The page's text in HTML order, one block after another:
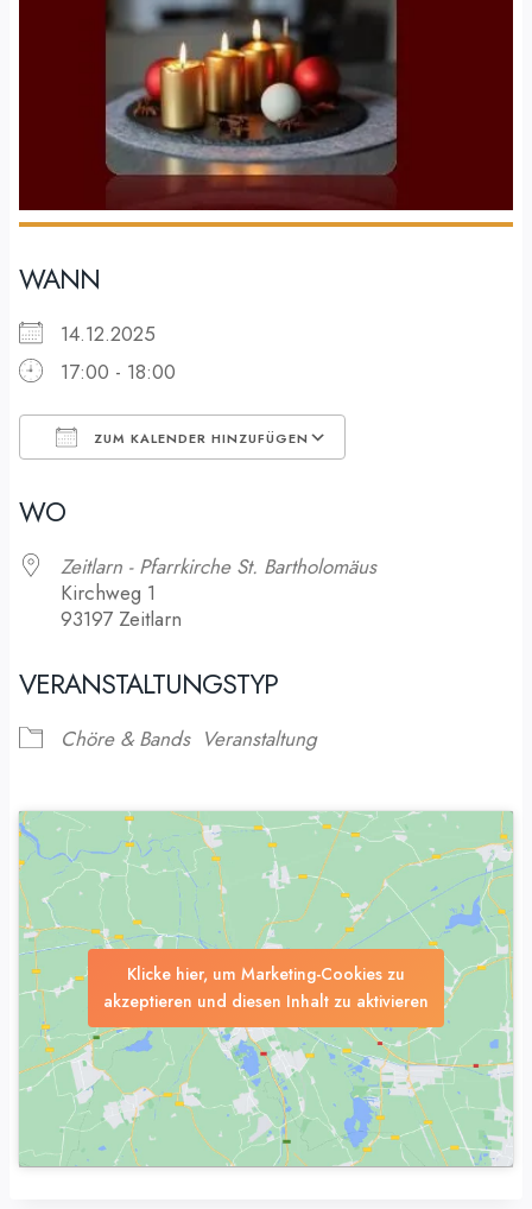
WANN
14.12.2025
17:00 - 18:00
ZUM KALENDER HINZUFÜGEN
WO
Zeitlarn - Pfarrkirche St. Bartholomäus
Kirchweg 1
93197 Zeitlarn
VERANSTALTUNGSTYP
Chöre & Bands Veranstaltung
Klicke hier, um Marketing-Cookies zu
akzeptieren und diesen Inhalt zu aktivieren